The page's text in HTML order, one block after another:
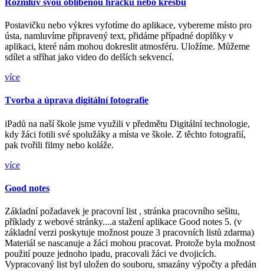
Postavičku nebo výkres vyfotíme do aplikace, vybereme místo pro
ústa, namluvíme připravený text, přidáme případné doplňky v
aplikaci, které nám mohou dokreslit atmosféru. Uložíme. Můžeme
sdílet a stříhat jako video do delších sekvencí.
více
Tvorba a úprava digitální fotografie
iPadů na naší škole jsme využili v předmětu Digitální technologie,
kdy žáci fotili své spolužáky a místa ve škole. Z těchto fotografií,
pak tvořili filmy nebo koláže.
více
Good notes
Základní požadavek je pracovní list , stránka pracovního sešitu,
příklady z webové stránky....a stažení aplikace Good notes 5. (v
základní verzi poskytuje možnost pouze 3 pracovních listů zdarma)
Materiál se nascanuje a žáci mohou pracovat. Protože byla možnost
použití pouze jednoho ipadu, pracovali žáci ve dvojicích.
Vypracovaný list byl uložen do souboru, smazány výpočty a předán